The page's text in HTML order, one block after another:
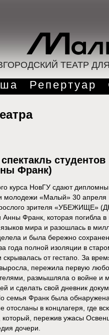
ТЕАТР
Репертуар
Франк)
курса НовГУ сдают
молодежи «Малый» 30 апреля
зрителя
Анны Франк, которая погибла
мира и разошлась в
и была бережно
года полной изоляции в
от гестапо. За
пережила первую
размышляла о войне и
и сделать свой дневник
семья Франк была
отосланы в концлагеря, где
пережив ужасы
дочери.